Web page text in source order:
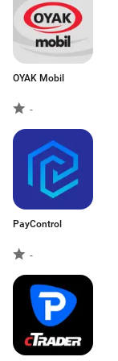
OYAK Mobil
-
PayControl
-